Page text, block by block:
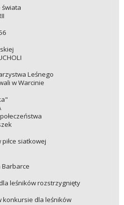
Leśnego
w Warcinie
siatkowej
Barbarce
leśników rozstrzygnięty
konkursie dla leśników